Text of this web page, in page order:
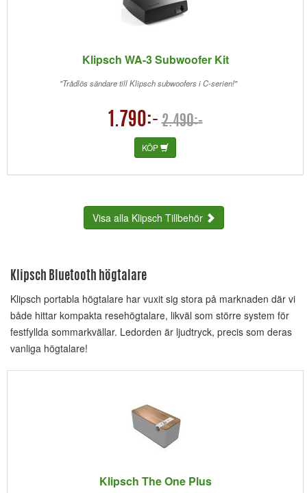
Klipsch WA-3 Subwoofer Kit
"Trådlös sändare till Klipsch subwoofers i C-serien!"
1.790:- 2.490:-
KÖP
Visa alla Klipsch Tillbehör
Klipsch Bluetooth högtalare
Klipsch portabla högtalare har vuxit sig stora på marknaden där vi
både hittar kompakta resehögtalare, likväl som större system för
festfyllda sommarkvällar. Ledorden är ljudtryck, precis som deras
vanliga högtalare!
Klipsch The One Plus